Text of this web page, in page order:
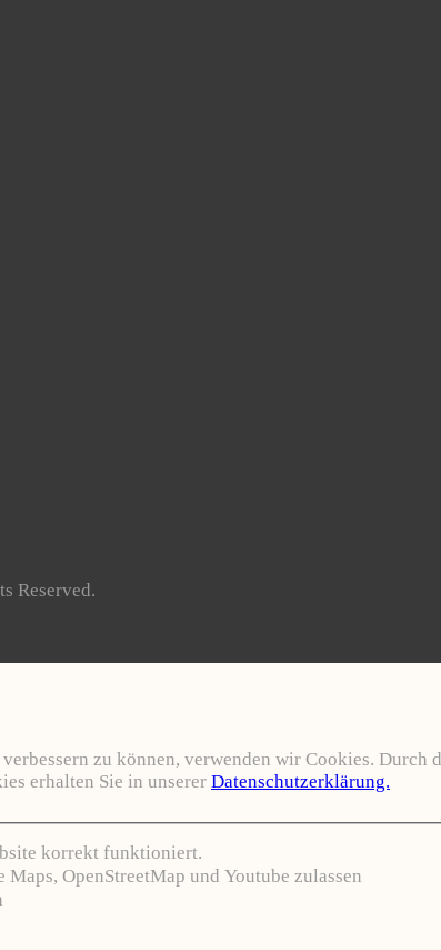
Reserved.
zu können, verwenden wir Cookies. Durch
erhalten Sie in unserer Datenschutzerklärung.
korrekt funktioniert.
OpenStreetMap und Youtube zulassen